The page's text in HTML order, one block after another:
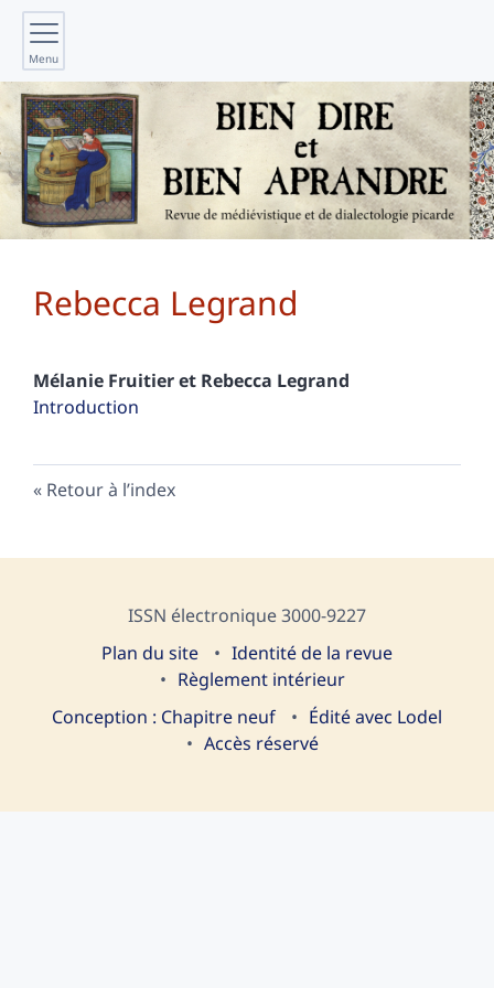
Menu
Rebecca Legrand
Mélanie Fruitieret Rebecca Legrand
Introduction
Retour à l’index
ISSN électronique 3000-9227
Plan du site
Identité de la revue
Règlement intérieur
Conception : Chapitre neuf
Édité avec Lodel
Accès réservé